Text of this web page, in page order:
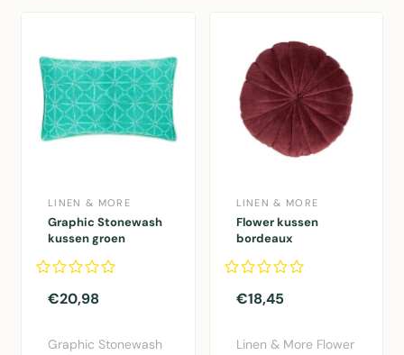
LINEN & MORE
Graphic Stonewash
kussen groen
€20,98
Graphic Stonewash
LINEN & MORE
Flower kussen
bordeaux
€18,45
Linen & More Flower